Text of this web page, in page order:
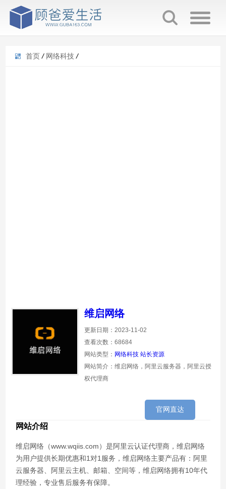
首页 / 网络科技 /
维启网络
更新日期：2023-11-02
查看次数：68684
网站类型： 网络科技 站长资源
网站简介：维启网络，阿里云服务器，阿里云授
权代理商
官网直达
网站介绍
维启网络（www.wqiis.com）是阿里云认证代理商，维启网络
为用户提供长期优惠和1对1服务，维启网络主要产品有：阿里
云服务器、阿里云主机、邮箱、空间等，维启网络拥有10年代
理经验，专业售后服务有保障。